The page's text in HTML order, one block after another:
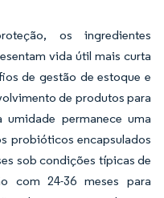
os ingredientes
vida útil mais curta
de gestão de estoque e
de produtos para
permanece uma
probióticos encapsulados
sob condições típicas de
com 24-36 meses para